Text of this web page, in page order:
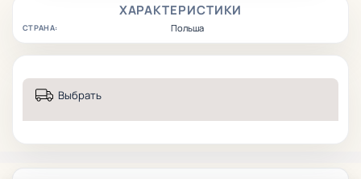
ХАРАКТЕРИСТИКИ
СТРАНА: Польша
Выбрать